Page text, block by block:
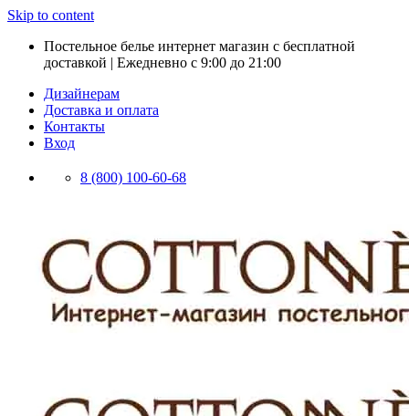
Skip to content
Постельное белье интернет магазин с бесплатной
доставкой | Ежедневно с 9:00 до 21:00
Дизайнерам
Доставка и оплата
Контакты
Вход
8 (800) 100-60-68